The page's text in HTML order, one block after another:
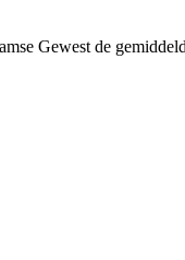
Gewest de